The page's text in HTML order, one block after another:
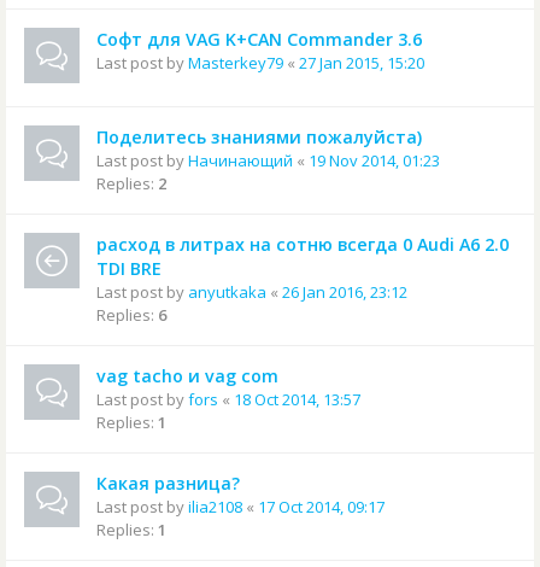
Софт для VAG K+CAN Commander 3.6
Last post byMasterkey79 « 27 Jan 2015, 15:20
Поделитесь знаниями пожалуйста)
Last post byНачинающий « 19 Nov 2014, 01:23
Replies: 2
расход в литрах на сотню всегда 0 Audi A6 2.0
TDI BRE
Last post by anyutkaka « 26 Jan 2016, 23:12
Replies: 6
vag tacho и vag com
Last post byfors « 18 Oct 2014, 13:57
Replies: 1
Какая разница?
Last post byilia2108 « 17 Oct 2014, 09:17
Replies: 1